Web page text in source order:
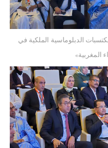
الدبلوماسية الملكية في
المغربية»